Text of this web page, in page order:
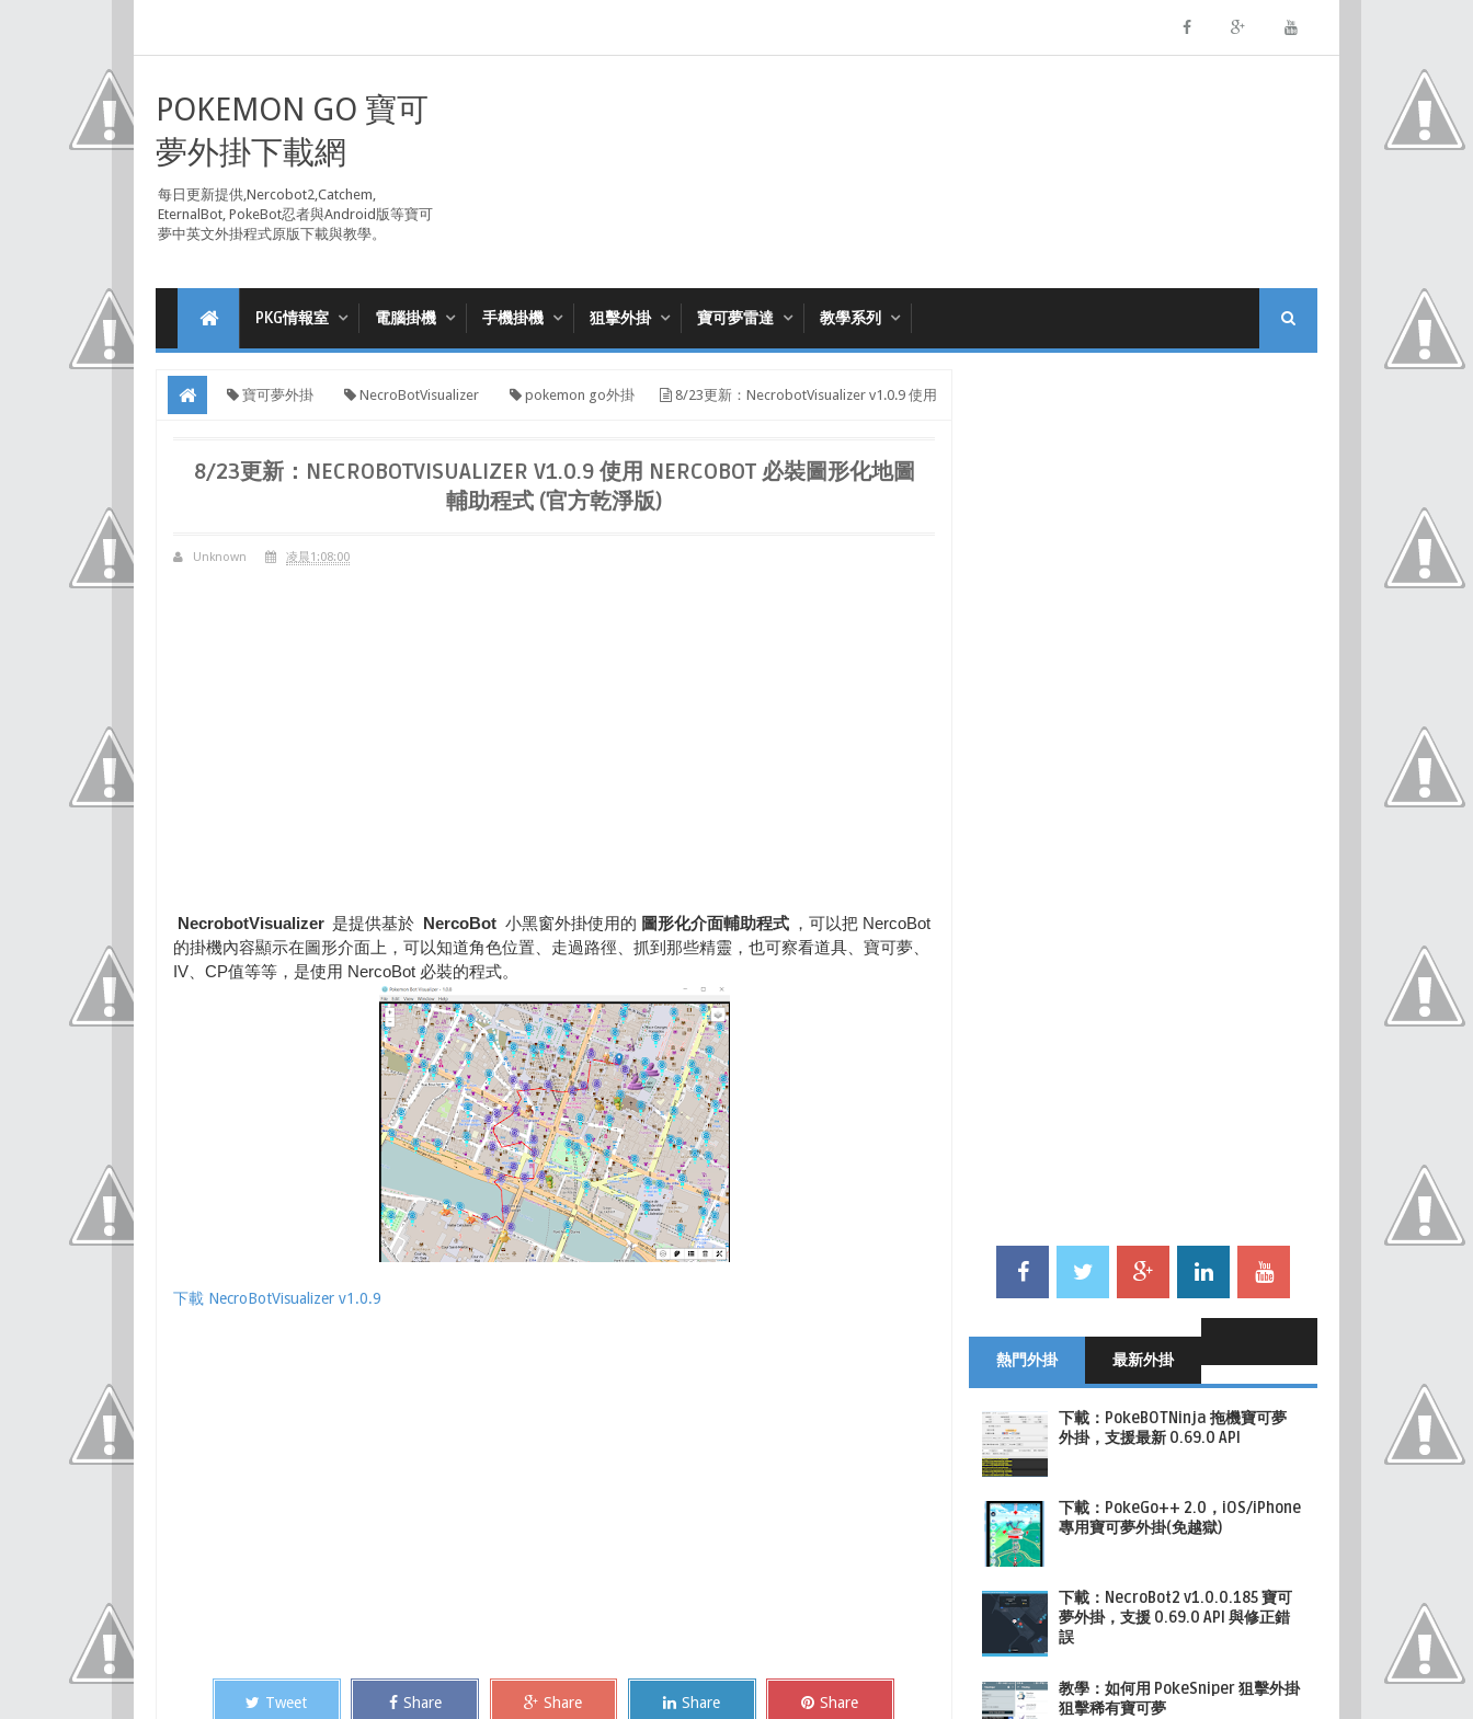
POKEMON GO 寶可
夢外掛下載網
每日更新提供,Nercobot2,Catchem,
EternalBot, PokeBot忍者與Android版等寶可
夢中英文外掛程式原版下載與教學。
PKG情報室 電腦掛機 手機掛機 狙擊外掛 寶可夢雷達 教學系列
寶可夢外掛 NecroBotVisualizer pokemon go外掛 8/23更新：NecrobotVisualizer v1.0.9 使用
8/23更新：NECROBOTVISUALIZER V1.0.9 使用 NERCOBOT 必裝圖形化地圖
輔助程式 (官方乾淨版)
Unknown 凌晨1:08:00
NecrobotVisualizer 是提供基於 NercoBot 小黑窗外掛使用的 圖形化介面輔助程式 ，可以把 NercoBot
的掛機內容顯示在圖形介面上，可以知道角色位置、走過路徑、抓到那些精靈，也可察看道具、寶可夢、
IV、CP值等等，是使用 NercoBot 必裝的程式。
下載 NecroBotVisualizer v1.0.9
Tweet Share Share Share Share
熱門外掛 最新外掛
下載：PokeBOTNinja 拖機寶可夢
外掛，支援最新 0.69.0 API
下載：PokeGo++ 2.0，iOS/iPhone
專用寶可夢外掛(免越獄)
下載：NecroBot2 v1.0.0.185 寶可
夢外掛，支援 0.69.0 API 與修正錯
誤
教學：如何用 PokeSniper 狙擊外掛
狙擊稀有寶可夢